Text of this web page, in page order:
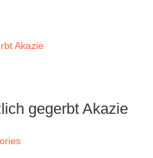
gegerbt Akazie